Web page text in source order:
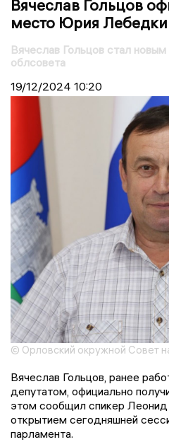
Вячеслав Гольцов
место Юрия
Вячеслав Гольцов стал
облсовета
19/12/2024 10:20
© Орловский окружной Совет
Вячеслав Гольцов, ранее
депутатом, официально
этом сообщил спикер
открытием сегодняшней
парламента.